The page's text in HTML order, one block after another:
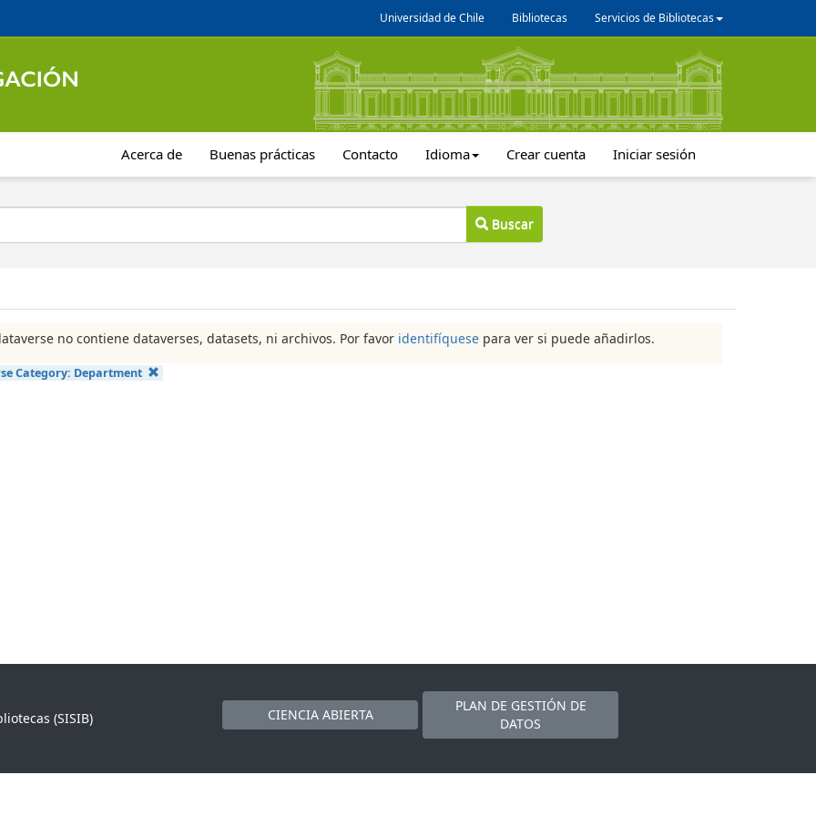
Universidad de Chile Bibliotecas Servicios de Bibliotecas
Acerca de Buenas prácticas Contacto Idioma Crear cuenta Iniciar sesión
Buscar
no contiene dataverses, datasets, ni archivos. Por favor identifíquese para ver si puede añadirlos.
Category: Department
(SISIB)
CIENCIA ABIERTA
PLAN DE GESTIÓN DE
DATOS